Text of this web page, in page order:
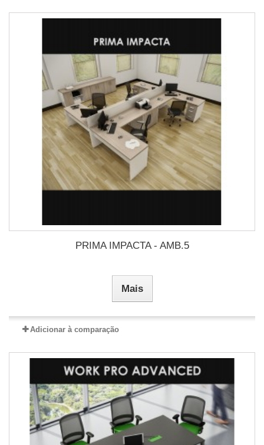
PRIMA IMPACTA - AMB.5
Mais
Adicionar à comparação